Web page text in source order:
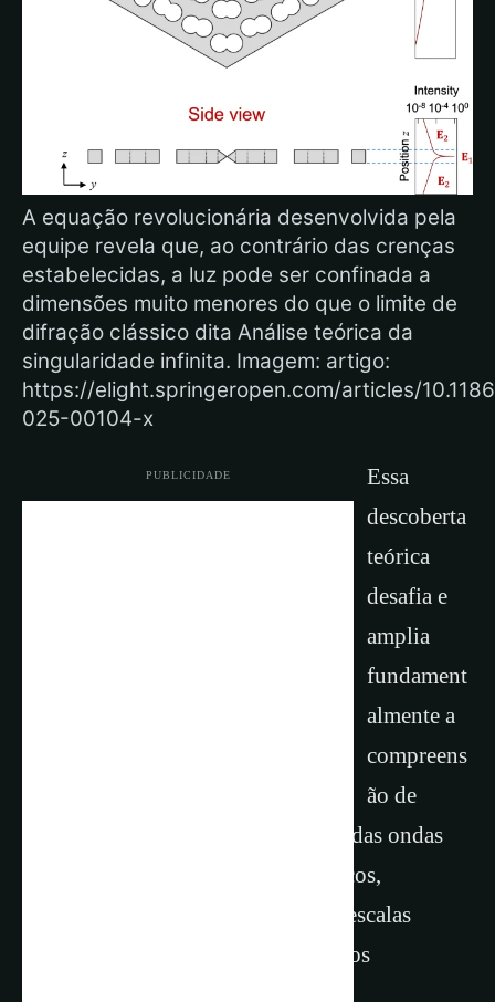
A equação revolucionária desenvolvida pela
equipe revela que, ao contrário das crenças
estabelecidas, a luz pode ser confinada a
dimensões muito menores do que o limite de
difração clássico dita Análise teórica da
singularidade infinita. Imagem: artigo:
https://elight.springeropen.com/articles/
025-00104-x
PUBLICIDADE
Essa
descoberta
teórica
desafia e
amplia
fundament
almente a
compreens
ão de
longa data sobre o comportamento das ondas
eletromagnéticas em meios dielétricos,
possibilitando o confinamento em escalas
subcomprimento de onda em espaços